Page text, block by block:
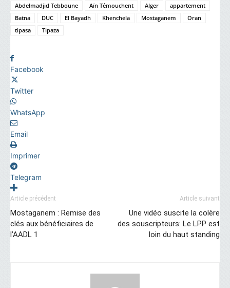
Abdelmadjid Tebboune Aïn Témouchent Alger
appartement
Batna
DUC El Bayadh Khenchela Mostaganem
Oran
tipasa
Tipaza
Facebook
Twitter
WhatsApp
Email
Imprimer
Telegram
Article précédent
Mostaganem : Remise des
clés aux bénéficiaires de
l’AADL 1
Article suivant
Une vidéo suscite la colère
des souscripteurs: Le LPP est
loin du haut standing